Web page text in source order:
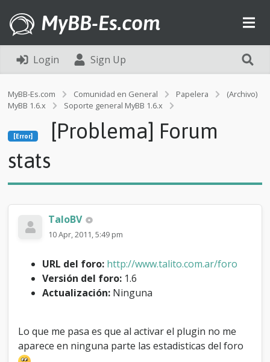
MyBB-Es.com
Login Sign Up
MyBB-Es.com Comunidad en General Papelera
(Archivo)
MyBB 1.6.x
Soporte general MyBB 1.6.x
[
P
l
m
r
t
s
[Error]
[Problema] Forum
stats
TaloBV
10 Apr, 2011, 5:49 pm
URL del foro: http://www.talito.com.ar/foro
Versión del foro: 1.6
Actualización: Ninguna
Lo que me pasa es que al activar el plugin no me
aparece en ninguna parte las estadisticas del foro